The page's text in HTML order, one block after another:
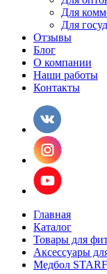
Для
Для
Отзывы
Блог
О компании
Наши работы
Контакты
Главная
Каталог
Товары для
Аксессуары
Медбол